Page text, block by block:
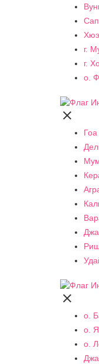
Хюэ
г.
г.
о.

Гоа

о.
о.
о.